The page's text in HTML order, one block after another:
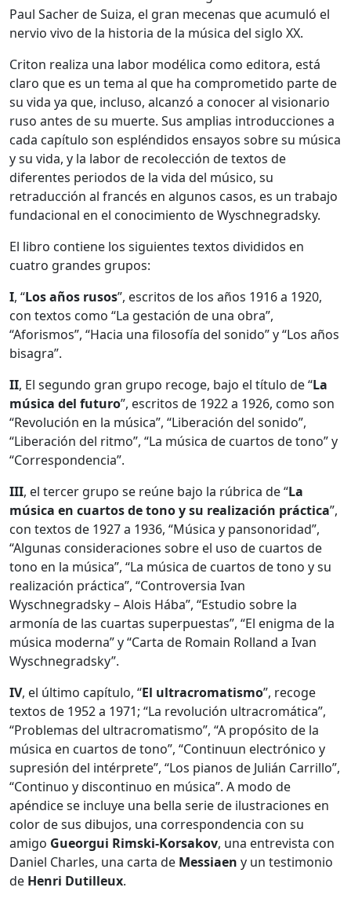
Paul Sacher de Suiza, el gran mecenas que acumuló el
nervio vivo de la historia de la música del siglo XX.
Criton realiza una labor modélica como editora, está
claro que es un tema al que ha comprometido parte de
su vida ya que, incluso, alcanzó a conocer al visionario
ruso antes de su muerte. Sus amplias introducciones a
cada capítulo son espléndidos ensayos sobre su música
y su vida, y la labor de recolección de textos de
diferentes periodos de la vida del músico, su
retraducción al francés en algunos casos, es un trabajo
fundacional en el conocimiento de Wyschnegradsky.
El libro contiene los siguientes textos divididos en
cuatro grandes grupos:
I, “Los años rusos”, escritos de los años 1916 a 1920,
con textos como “La gestación de una obra”,
“Aforismos”, “Hacia una filosofía del sonido” y “Los años
bisagra”.
II, El segundo gran grupo recoge, bajo el título de “La
música del futuro”, escritos de 1922 a 1926, como son
“Revolución en la música”, “Liberación del sonido”,
“Liberación del ritmo”, “La música de cuartos de tono” y
“Correspondencia”.
III, el tercer grupo se reúne bajo la rúbrica de “La
música en cuartos de tono y su realización práctica”,
con textos de 1927 a 1936, “Música y pansonoridad”,
“Algunas consideraciones sobre el uso de cuartos de
tono en la música”, “La música de cuartos de tono y su
realización práctica”, “Controversia Ivan
Wyschnegradsky – Alois Hába”, “Estudio sobre la
armonía de las cuartas superpuestas”, “El enigma de la
música moderna” y “Carta de Romain Rolland a Ivan
Wyschnegradsky”.
IV, el último capítulo, “El ultracromatismo”, recoge
textos de 1952 a 1971; “La revolución ultracromática”,
“Problemas del ultracromatismo”, “A propósito de la
música en cuartos de tono”, “Continuun electrónico y
supresión del intérprete”, “Los pianos de Julián Carrillo”,
“Continuo y discontinuo en música”. A modo de
apéndice se incluye una bella serie de ilustraciones en
color de sus dibujos, una correspondencia con su
amigo Gueorgui Rimski-Korsakov, una entrevista con
Daniel Charles, una carta de Messiaen y un testimonio
de Henri Dutilleux.